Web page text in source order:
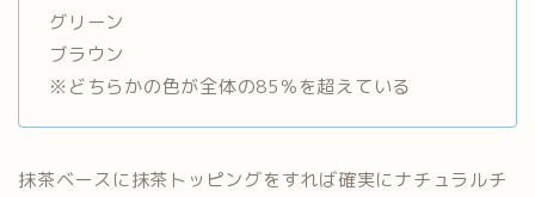
グリーン
ブラウン
※どちらかの色が全体の85％を超えている
抹茶ベースに抹茶トッピングをすれば確実にナチュラルチ